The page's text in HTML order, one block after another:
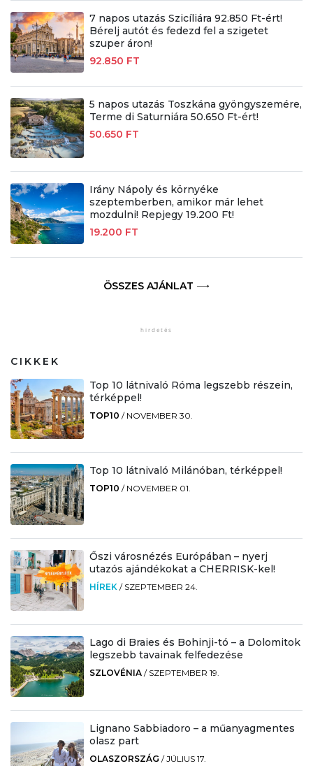
7 napos utazás Szicíliára 92.850 Ft-ért!
Bérelj autót és fedezd fel a szigetet
szuper áron!
92.850 FT
5 napos utazás Toszkána gyöngyszemére,
Terme di Saturniára 50.650 Ft-ért!
50.650 FT
Irány Nápoly és környéke
szeptemberben, amikor már lehet
mozdulni! Repjegy 19.200 Ft!
19.200 FT
ÖSSZES AJÁNLAT
CIKKEK
Top 10 látnivaló Róma legszebb részein,
térképpel!
TOP10 / NOVEMBER 30.
Top 10 látnivaló Milánóban, térképpel!
TOP10 / NOVEMBER 01.
Őszi városnézés Európában – nyerj
utazós ajándékokat a CHERRISK-kel!
HÍREK / SZEPTEMBER 24.
Lago di Braies és Bohinji-tó – a Dolomitok
legszebb tavainak felfedezése
SZLOVÉNIA / SZEPTEMBER 19.
Lignano Sabbiadoro – a műanyagmentes
olasz part
OLASZORSZÁG /JÚLIUS 17.